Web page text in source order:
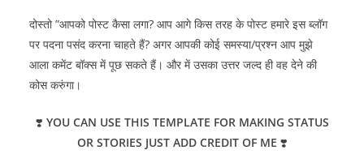
दोस्तो ”आपको पोस्ट कैसा लगा? आप आगे किस तरह के पोस्ट हमारे इस ब्लॉग
पर पदना पसंद करना चाहते हैं? अगर आपकी कोई समस्या/प्रश्न आप मुझे
आला कमेंट बॉक्स में पूछ सकते हैं। और में उसका उत्तर जल्द ही वह देने की
कोस करुंगा।
❣️ YOU CAN USE THIS TEMPLATE FOR MAKING STATUS
OR STORIES JUST ADD CREDIT OF ME ❣️